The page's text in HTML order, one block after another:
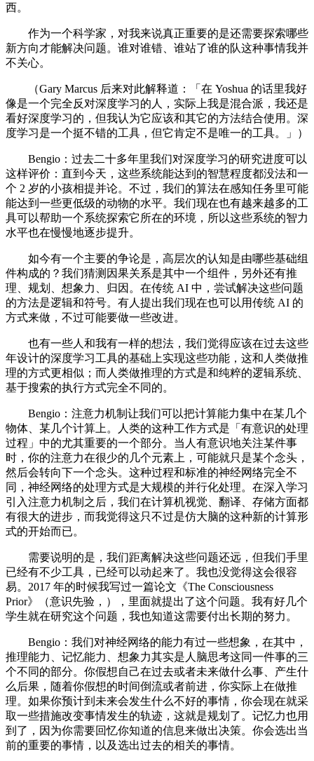
西。
作为一个科学家，对我来说真正重要的是还需要探索哪些
新方向才能解决问题。谁对谁错、谁站了谁的队这种事情我并
不关心。
（Gary Marcus 后来对此解释道：「在 Yoshua 的话里我好
像是一个完全反对深度学习的人，实际上我是混合派，我还是
看好深度学习的，但我认为它应该和其它的方法结合使用。深
度学习是一个挺不错的工具，但它肯定不是唯一的工具。」）
Bengio：过去二十多年里我们对深度学习的研究进度可以
这样评价：直到今天，这些系统能达到的智慧程度都没法和一
个 2 岁的小孩相提并论。不过，我们的算法在感知任务里可能
能达到一些更低级的动物的水平。我们现在也有越来越多的工
具可以帮助一个系统探索它所在的环境，所以这些系统的智力
水平也在慢慢地逐步提升。
如今有一个主要的争论是，高层次的认知是由哪些基础组
件构成的？我们猜测因果关系是其中一个组件，另外还有推
理、规划、想象力、归因。在传统 AI 中，尝试解决这些问题
的方法是逻辑和符号。有人提出我们现在也可以用传统 AI 的
方式来做，不过可能要做一些改进。
也有一些人和我有一样的想法，我们觉得应该在过去这些
年设计的深度学习工具的基础上实现这些功能，这和人类做推
理的方式更相似；而人类做推理的方式是和纯粹的逻辑系统、
基于搜索的执行方式完全不同的。
Bengio：注意力机制让我们可以把计算能力集中在某几个
物体、某几个计算上。人类的这种工作方式是「有意识的处理
过程」中的尤其重要的一个部分。当人有意识地关注某件事
时，你的注意力在很少的几个元素上，可能就只是某个念头，
然后会转向下一个念头。这种过程和标准的神经网络完全不
同，神经网络的处理方式是大规模的并行化处理。在深入学习
引入注意力机制之后，我们在计算机视觉、翻译、存储方面都
有很大的进步，而我觉得这只不过是仿大脑的这种新的计算形
式的开始而已。
需要说明的是，我们距离解决这些问题还远，但我们手里
已经有不少工具，已经可以动起来了。我也没觉得这会很容
易。2017 年的时候我写过一篇论文《The Consciousness
Prior》（意识先验，），里面就提出了这个问题。我有好几个
学生就在研究这个问题，我也知道这需要付出长期的努力。
Bengio：我们对神经网络的能力有过一些想象，在其中，
推理能力、记忆能力、想象力其实是人脑思考这同一件事的三
个不同的部分。你假想自己在过去或者未来做什么事、产生什
么后果，随着你假想的时间倒流或者前进，你实际上在做推
理。如果你预计到未来会发生什么不好的事情，你会现在就采
取一些措施改变事情发生的轨迹，这就是规划了。记忆力也用
到了，因为你需要回忆你知道的信息来做出决策。你会选出当
前的重要的事情，以及选出过去的相关的事情。